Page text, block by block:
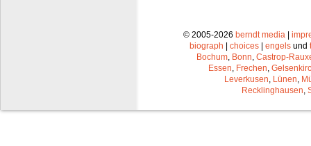
© 2005-2026 berndt media|
biograph
choices engels und
Bochum, Bonn, Castrop-
Essen, Frechen,
Leverkusen, Lünen,
Recklinghausen,